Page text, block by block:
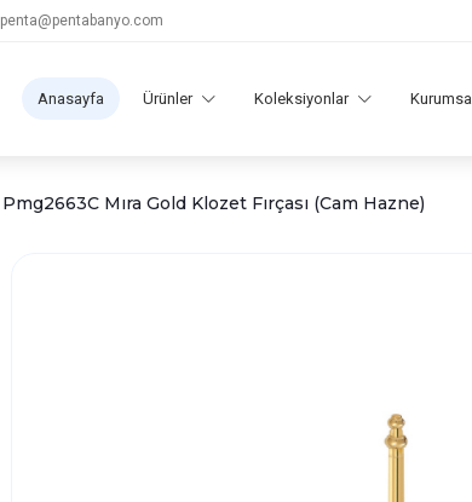
penta@pentabanyo.com
Anasayfa Ürünler Koleksiyonlar Kurumsal
Pmg2663C Mıra Gold Klozet Fırçası (Cam Hazne)